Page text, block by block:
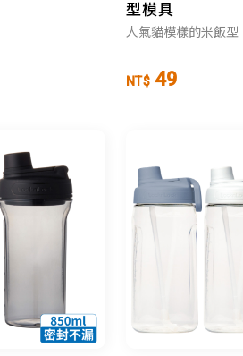
型模具
人氣貓模樣的米飯型
NT$ 49